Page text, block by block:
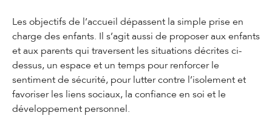
Les objectifs de l’accueil dépassent la simple prise en
charge des enfants. Il s’agit aussi de proposer aux enfants
et aux parents qui traversent les situations décrites ci-
dessus, un espace et un temps pour renforcer le
sentiment de sécurité, pour lutter contre l’isolement et
favoriser les liens sociaux, la confiance en soi et le
développement personnel.